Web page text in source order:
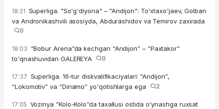
18:21 Superliga. "So'g'diyona" – "Andijon": To'xtaxo'jaev, Golban
va Andronikashvili asosiyda, Abdurashidov va Temirov zaxirada
0
18:03 “Bobur Arena”da kechgan “Andijon” – “Paxtakor”
to'qnashuvidan GALEREYA
0
17:37 Superliga. 16-tur diskvalifikaciyalari: “Andijon”,
“Lokomotiv” va “Dinamo” yo'qotishlarga ega
2
17:05 Vozinya “Kolo-Kolo”da taxallusi ostida o'ynashga ruxsat